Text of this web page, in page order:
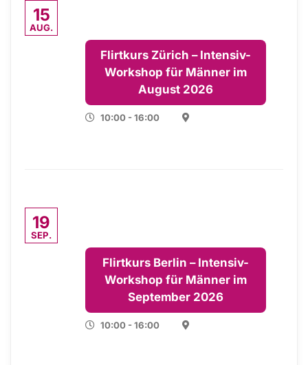
15
AUG.
Flirtkurs Zürich – Intensiv-
Workshop für Männer im
August 2026
10:00 - 16:00
19
SEP.
Flirtkurs Berlin – Intensiv-
Workshop für Männer im
September 2026
10:00 - 16:00